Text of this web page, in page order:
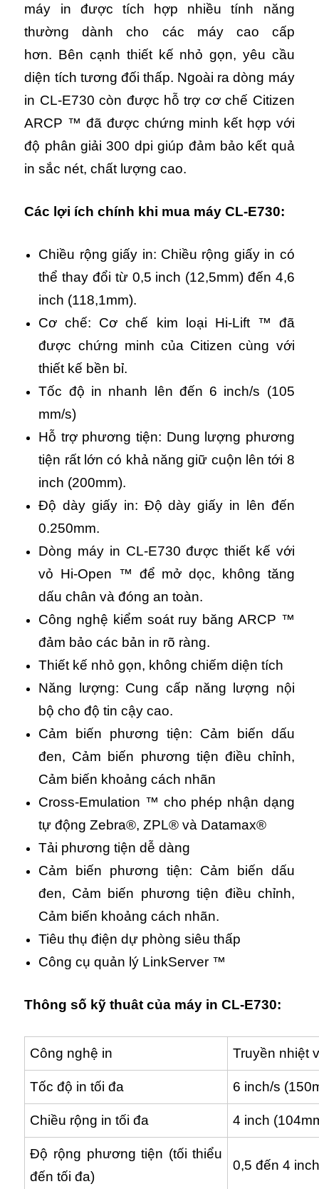
máy in được tích hợp nhiều tính năng
thường dành cho các máy cao cấp
hơn. Bên cạnh thiết kế nhỏ gọn, yêu cầu
diện tích tương đối thấp. Ngoài ra dòng máy
in CL-E730 còn được hỗ trợ cơ chế Citizen
ARCP ™ đã được chứng minh kết hợp với
độ phân giải 300 dpi giúp đảm bảo kết quả
in sắc nét, chất lượng cao.
Các lợi ích chính khi mua máy CL-E730:
Chiều rộng giấy in: Chiều rộng giấy in có
thể thay đổi từ 0,5 inch (12,5mm) đến 4,6
inch (118,1mm).
Cơ chế: Cơ chế kim loại Hi-Lift ™ đã
được chứng minh của Citizen cùng với
thiết kế bền bỉ.
Tốc độ in nhanh lên đến 6 inch/s (105
mm/s)
Hỗ trợ phương tiện: Dung lượng phương
tiện rất lớn có khả năng giữ cuộn lên tới 8
inch (200mm).
Độ dày giấy in: Độ dày giấy in lên đến
0.250mm.
Dòng máy in CL-E730 được thiết kế với
vỏ Hi-Open ™ để mở dọc, không tăng
dấu chân và đóng an toàn.
Công nghệ kiểm soát ruy băng ARCP ™
đảm bảo các bản in rõ ràng.
Thiết kế nhỏ gọn, không chiếm diện tích
Năng lượng: Cung cấp năng lượng nội
bộ cho độ tin cậy cao.
Cảm biến phương tiện: Cảm biến dấu
đen, Cảm biến phương tiện điều chỉnh,
Cảm biến khoảng cách nhãn
Cross-Emulation ™ cho phép nhận dạng
tự động Zebra®, ZPL® và Datamax®
Tải phương tiện dễ dàng
Cảm biến phương tiện: Cảm biến dấu
đen, Cảm biến phương tiện điều chỉnh,
Cảm biến khoảng cách nhãn.
Tiêu thụ điện dự phòng siêu thấp
Công cụ quản lý LinkServer ™
Thông số kỹ thuât của máy in CL-E730:
Công nghệ in Truyền nhiệt
Tốc độ in tối đa 6 inch/s
Chiều rộng in tối đa 4 inch
Độ rộng phương tiện (tối thiểu
đến tối đa)
0,5 đến 4